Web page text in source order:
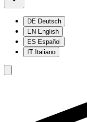
DE Deutsch
EN English
ES Español
IT Italiano